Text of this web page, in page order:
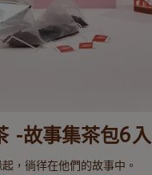
-故事集茶包6入
，徜徉在他們的故事中。